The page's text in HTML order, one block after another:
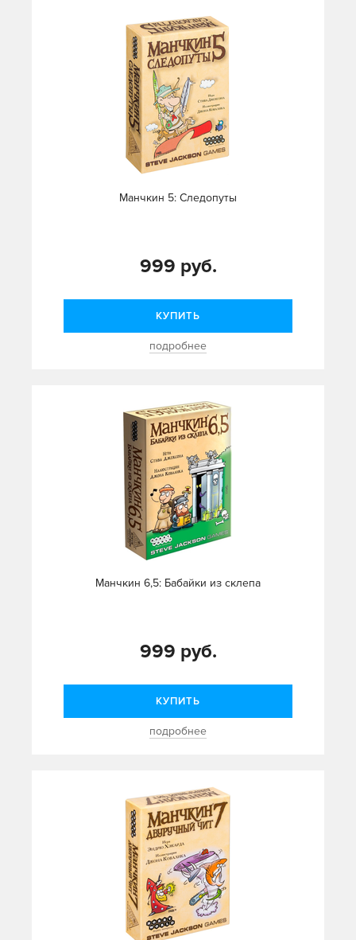
Манчкин 5: Следопуты
999 руб.
КУПИТЬ
подробнее
Манчкин 6,5: Бабайки из склепа
999 руб.
КУПИТЬ
подробнее